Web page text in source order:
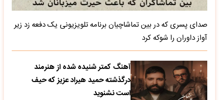
صدای پسری که در بین تماشاچیان برنامه تلویزیونی یک دفعه زد زیر
آواز داوران را شوکه کرد
آهنگ کمتر شنیده شده از هنرمند
درگذشته حمید هیراد عزیز که حیف
است نشنوید